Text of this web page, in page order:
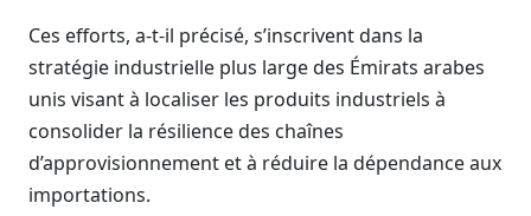
Ces efforts, a-t-il précisé, s’inscrivent dans la
stratégie industrielle plus large des Émirats arabes
unis visant à localiser les produits industriels à
consolider la résilience des chaînes
d’approvisionnement et à réduire la dépendance aux
importations.